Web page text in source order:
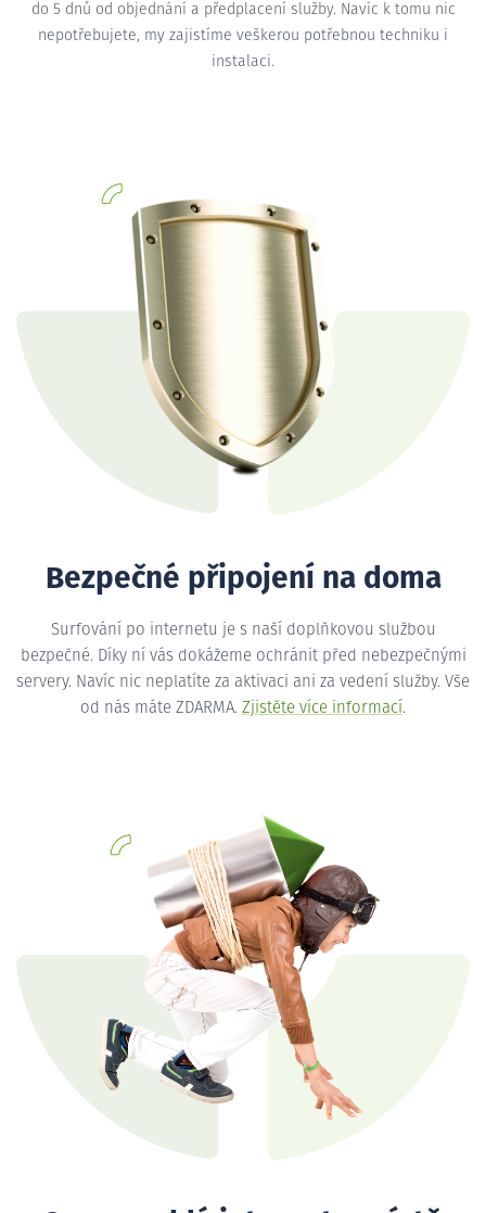
do 5 dnů od objednání a předplacení služby. Navíc k tomu nic
nepotřebujete, my zajistíme veškerou potřebnou techniku i
instalaci.
Bezpečné připojení na doma
Surfování po internetu je s naší doplňkovou službou
bezpečné. Díky ní vás dokážeme ochránit před nebezpečnými
servery. Navíc nic neplatíte za aktivaci ani za vedení služby. Vše
od nás máte ZDARMA. Zjistěte více informací.